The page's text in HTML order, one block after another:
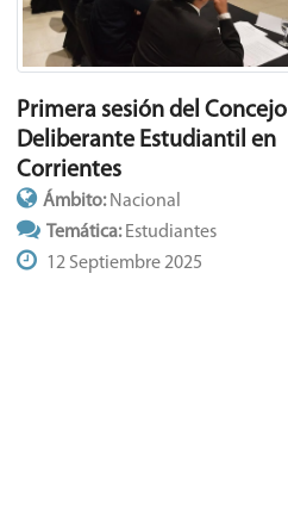
Primera sesión del Concejo
Deliberante Estudiantil en
Corrientes
Ámbito: Nacional
Temática: Estudiantes
12 Septiembre 2025